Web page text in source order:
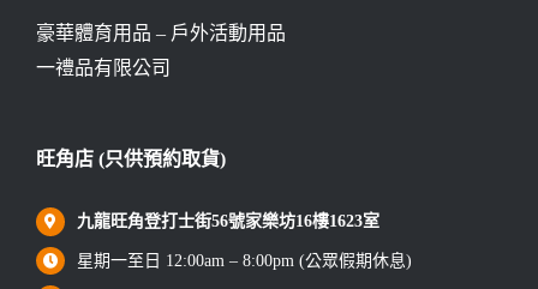
豪華體育用品 – 戶外活動用品
一禮品有限公司
旺角店 (只供預約取貨)
九龍旺角登打士街56號家樂坊16樓1623室
星期一至日 12:00am – 8:00pm (公眾假期休息)